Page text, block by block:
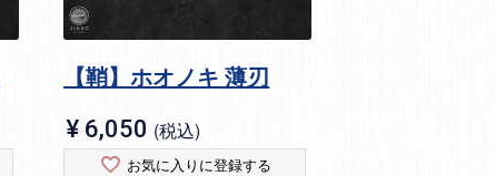
【鞘】ホオノキ 薄刃
¥ 6,050 税込
お気に入りに登録する